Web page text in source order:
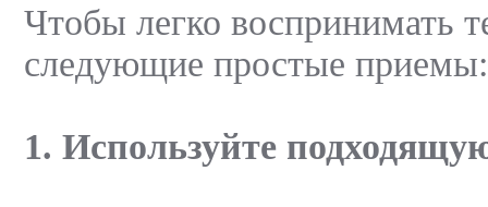
Чтобы легко воспринимать
следующие простые приемы:
1. Используйте